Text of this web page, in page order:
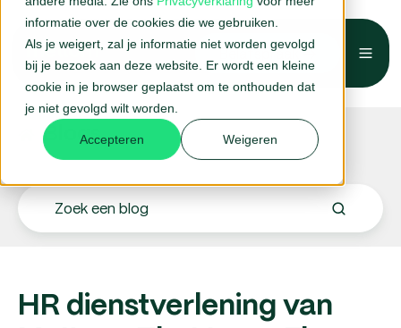
informatie over de cookies die we gebruiken.
Als je weigert, zal je informatie niet worden gevolgd
bij je bezoek aan deze website. Er wordt een kleine
cookie in je browser geplaatst om te onthouden dat
je niet gevolgd wilt worden.
Accepteren Weigeren
Belafspraak →
Blogs.
HR dienstverlening van